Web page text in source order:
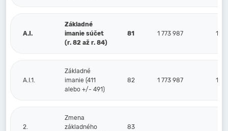
A.I.
Základné
imanie súčet
(r. 82 až r. 84)
81 1 773 987 1
A.I.1.
Základné
imanie (411
alebo +/- 491)
82 1 773 987 1
2.
Zmena
základného
83